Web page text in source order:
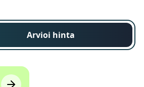
Arvioi hinta